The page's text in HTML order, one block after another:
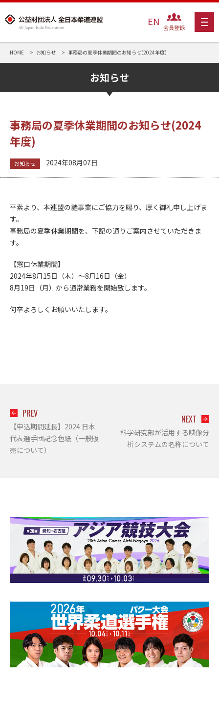
EN 会員登録
HOME お知らせ 事務局の夏季休業期間のお知らせ(2024年度)
お知らせ
事務局の夏季休業期間のお知らせ(2024
年度)
お知らせ 2024年08月07日
平素より、本連盟の諸事業にご協力を賜り、厚く御礼申し上げま
す。
事務局の夏季休業期間を、下記の通りご案内させていただきま
す。
【窓口休業期間】
2024年8月15日（木）～8月16日（金）
8月19日（月）から通常業務を開始致します。
何卒よろしくお願いいたします。
PREV
【申込期間延長】2024 日本
代表選手団記念色紙（一般販
売について）
NEXT
科学研究部が活用する映像分
析システムの名称について